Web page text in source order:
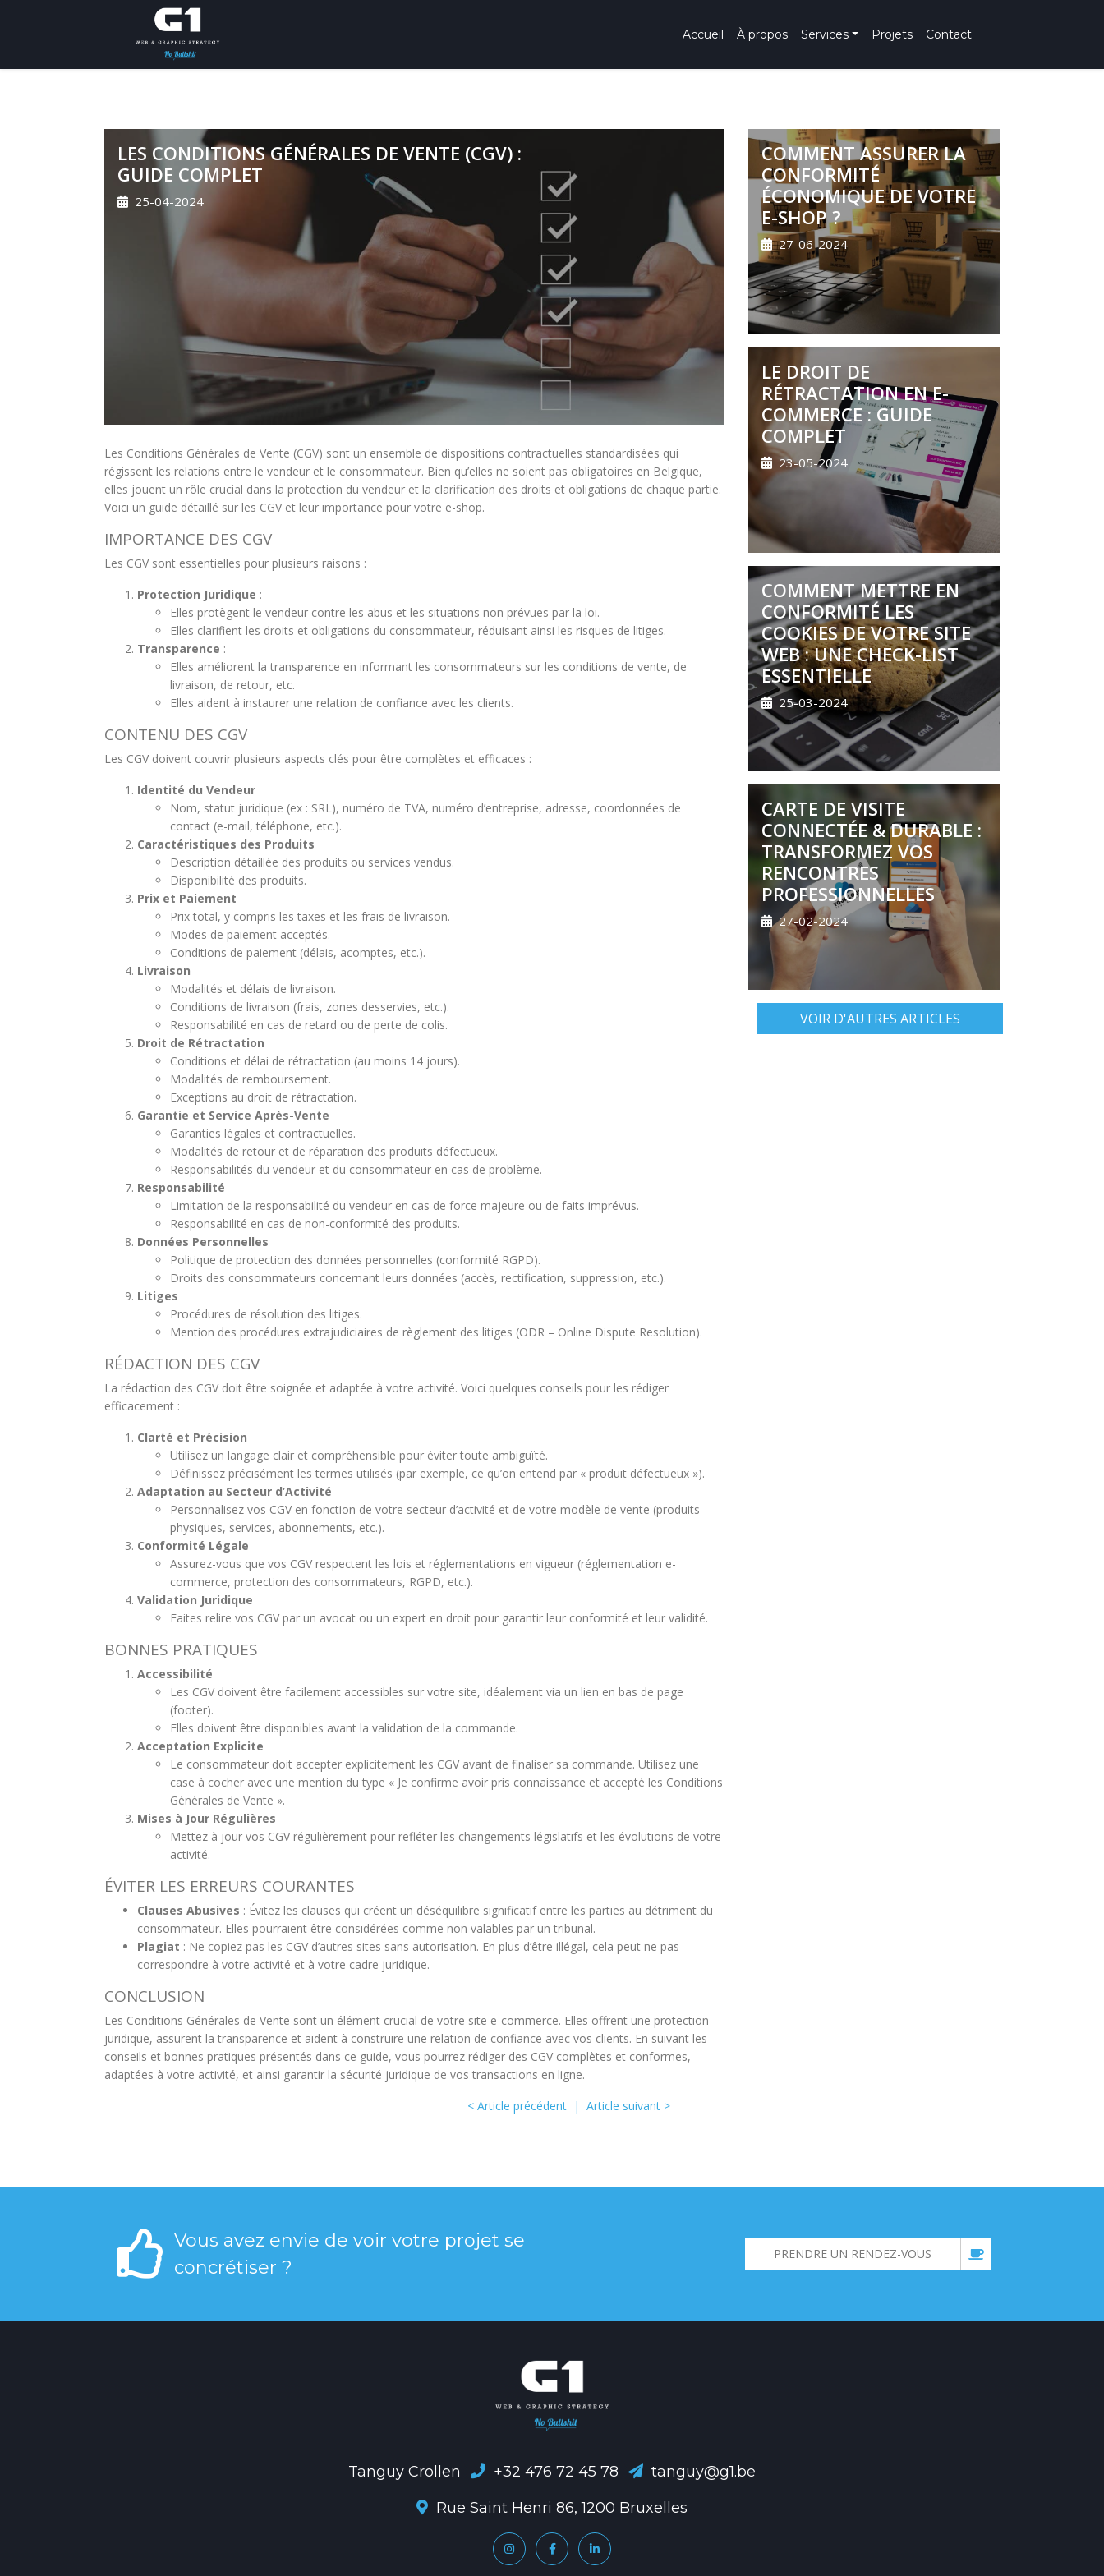
Accueil À propos Services Projets Contact
LES CONDITIONS GÉNÉRALES DE VENTE (CGV) :
GUIDE COMPLET
25-04-2024
Les Conditions Générales de Vente (CGV) sont un ensemble de dispositions contractuelles standardisées qui
régissent les relations entre le vendeur et le consommateur. Bien qu’elles ne soient pas obligatoires en Belgique,
elles jouent un rôle crucial dans la protection du vendeur et la clarification des droits et obligations de chaque partie.
Voici un guide détaillé sur les CGV et leur importance pour votre e-shop.
IMPORTANCE DES CGV
Les CGV sont essentielles pour plusieurs raisons :
Protection Juridique :
Elles protègent le vendeur contre les abus et les situations non prévues par la loi.
Elles clarifient les droits et obligations du consommateur, réduisant ainsi les risques de litiges.
Transparence :
Elles améliorent la transparence en informant les consommateurs sur les conditions de vente, de
livraison, de retour, etc.
Elles aident à instaurer une relation de confiance avec les clients.
CONTENU DES CGV
Les CGV doivent couvrir plusieurs aspects clés pour être complètes et efficaces :
Identité du Vendeur
Nom, statut juridique (ex : SRL), numéro de TVA, numéro d’entreprise, adresse, coordonnées de
contact (e-mail, téléphone, etc.).
Caractéristiques des Produits
Description détaillée des produits ou services vendus.
Disponibilité des produits.
Prix et Paiement
Prix total, y compris les taxes et les frais de livraison.
Modes de paiement acceptés.
Conditions de paiement (délais, acomptes, etc.).
Livraison
Modalités et délais de livraison.
Conditions de livraison (frais, zones desservies, etc.).
Responsabilité en cas de retard ou de perte de colis.
Droit de Rétractation
Conditions et délai de rétractation (au moins 14 jours).
Modalités de remboursement.
Exceptions au droit de rétractation.
Garantie et Service Après-Vente
Garanties légales et contractuelles.
Modalités de retour et de réparation des produits défectueux.
Responsabilités du vendeur et du consommateur en cas de problème.
Responsabilité
Limitation de la responsabilité du vendeur en cas de force majeure ou de faits imprévus.
Responsabilité en cas de non-conformité des produits.
Données Personnelles
Politique de protection des données personnelles (conformité RGPD).
Droits des consommateurs concernant leurs données (accès, rectification, suppression, etc.).
Litiges
Procédures de résolution des litiges.
Mention des procédures extrajudiciaires de règlement des litiges (ODR – Online Dispute Resolution).
RÉDACTION DES CGV
La rédaction des CGV doit être soignée et adaptée à votre activité. Voici quelques conseils pour les rédiger
efficacement :
Clarté et Précision
Utilisez un langage clair et compréhensible pour éviter toute ambiguïté.
Définissez précisément les termes utilisés (par exemple, ce qu’on entend par « produit défectueux »).
Adaptation au Secteur d’Activité
Personnalisez vos CGV en fonction de votre secteur d’activité et de votre modèle de vente (produits
physiques, services, abonnements, etc.).
Conformité Légale
Assurez-vous que vos CGV respectent les lois et réglementations en vigueur (réglementation e-
commerce, protection des consommateurs, RGPD, etc.).
Validation Juridique
Faites relire vos CGV par un avocat ou un expert en droit pour garantir leur conformité et leur validité.
BONNES PRATIQUES
Accessibilité
Les CGV doivent être facilement accessibles sur votre site, idéalement via un lien en bas de page
(footer).
Elles doivent être disponibles avant la validation de la commande.
Acceptation Explicite
Le consommateur doit accepter explicitement les CGV avant de finaliser sa commande. Utilisez une
case à cocher avec une mention du type « Je confirme avoir pris connaissance et accepté les Conditions
Générales de Vente ».
Mises à Jour Régulières
Mettez à jour vos CGV régulièrement pour refléter les changements législatifs et les évolutions de votre
activité.
ÉVITER LES ERREURS COURANTES
Clauses Abusives : Évitez les clauses qui créent un déséquilibre significatif entre les parties au détriment du
consommateur. Elles pourraient être considérées comme non valables par un tribunal.
Plagiat : Ne copiez pas les CGV d’autres sites sans autorisation. En plus d’être illégal, cela peut ne pas
correspondre à votre activité et à votre cadre juridique.
CONCLUSION
Les Conditions Générales de Vente sont un élément crucial de votre site e-commerce. Elles offrent une protection
juridique, assurent la transparence et aident à construire une relation de confiance avec vos clients. En suivant les
conseils et bonnes pratiques présentés dans ce guide, vous pourrez rédiger des CGV complètes et conformes,
adaptées à votre activité, et ainsi garantir la sécurité juridique de vos transactions en ligne.
< Article précédent | Article suivant >
COMMENT ASSURER LA
CONFORMITÉ
ÉCONOMIQUE DE VOTRE
E-SHOP ?
27-06-2024
LE DROIT DE
RÉTRACTATION EN E-
COMMERCE : GUIDE
COMPLET
23-05-2024
COMMENT METTRE EN
CONFORMITÉ LES
COOKIES DE VOTRE SITE
WEB : UNE CHECK-LIST
ESSENTIELLE
25-03-2024
CARTE DE VISITE
CONNECTÉE & DURABLE :
TRANSFORMEZ VOS
RENCONTRES
PROFESSIONNELLES
27-02-2024
VOIR D'AUTRES ARTICLES
Vous avez envie de voir votre projet se
concrétiser ?
PRENDRE UN RENDEZ-VOUS
Tanguy Crollen +32 476 72 45 78
tanguy@g1.be
Rue Saint Henri 86, 1200 Bruxelles